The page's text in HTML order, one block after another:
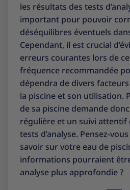
les résultats des tests
important pour pouvoir
déséquilibres éventuels
Cependant, il est crucial
erreurs courantes lors de
fréquence recommandée
dépendra de divers
la piscine et son utilisation.
de sa piscine demande
régulière et un suivi attentif
tests d’analyse. Pensez-
savoir sur votre eau de
informations pourraient
analyse plus approfondie ?